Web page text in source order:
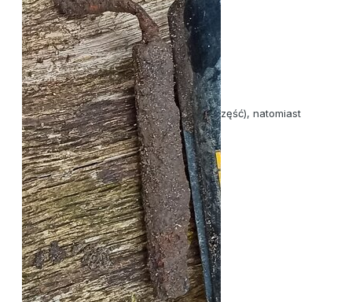
zęść), natomiast